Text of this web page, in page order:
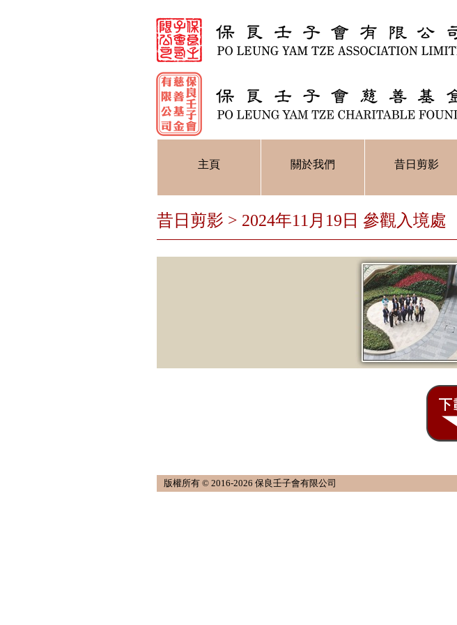
主頁 關於我們 昔日剪影
昔日剪影 > 2024年11月19日 參觀入境處
版權所有 © 2016-2026 保良壬子會有限公司